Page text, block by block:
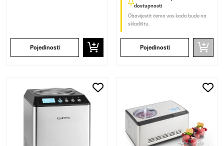
Pojedinosti
dostupnosti
Obavijestit ćemo vas kada bude na
skladištu.
Pojedinosti